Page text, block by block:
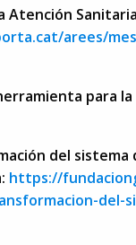
Atención
arees/
para
del sistema
https://
del-